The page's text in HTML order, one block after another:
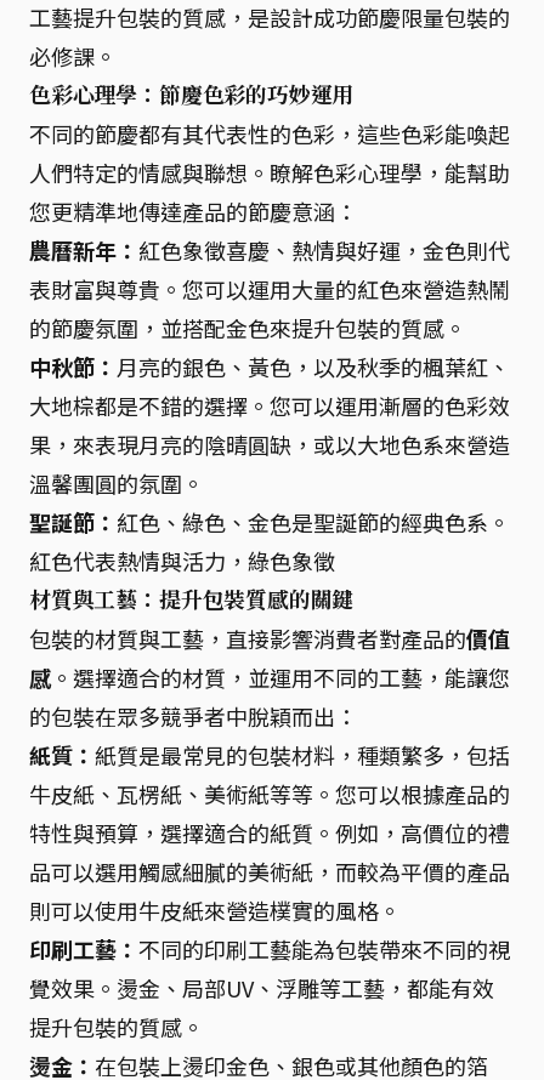
工藝提升包裝的質感，是設計成功節慶限量包裝的
必修課。
色彩心理學：節慶色彩的巧妙運用
不同的節慶都有其代表性的色彩，這些色彩能喚起
人們特定的情感與聯想。瞭解色彩心理學，能幫助
您更精準地傳達產品的節慶意涵：
農曆新年： 紅色象徵喜慶、熱情與好運，金色則代
表財富與尊貴。您可以運用大量的紅色來營造熱鬧
的節慶氛圍，並搭配金色來提升包裝的質感。
中秋節： 月亮的銀色、黃色，以及秋季的楓葉紅、
大地棕都是不錯的選擇。您可以運用漸層的色彩效
果，來表現月亮的陰晴圓缺，或以大地色系來營造
溫馨團圓的氛圍。
聖誕節： 紅色、綠色、金色是聖誕節的經典色系。
紅色代表熱情與活力，綠色象徵
材質與工藝：提升包裝質感的關鍵
包裝的材質與工藝，直接影響消費者對產品的價值
感。選擇適合的材質，並運用不同的工藝，能讓您
的包裝在眾多競爭者中脫穎而出：
紙質： 紙質是最常見的包裝材料，種類繁多，包括
牛皮紙、瓦楞紙、美術紙等等。您可以根據產品的
特性與預算，選擇適合的紙質。例如，高價位的禮
品可以選用觸感細膩的美術紙，而較為平價的產品
則可以使用牛皮紙來營造樸實的風格。
印刷工藝： 不同的印刷工藝能為包裝帶來不同的視
覺效果。燙金、局部UV、浮雕等工藝，都能有效
提升包裝的質感。
燙金： 在包裝上燙印金色、銀色或其他顏色的箔